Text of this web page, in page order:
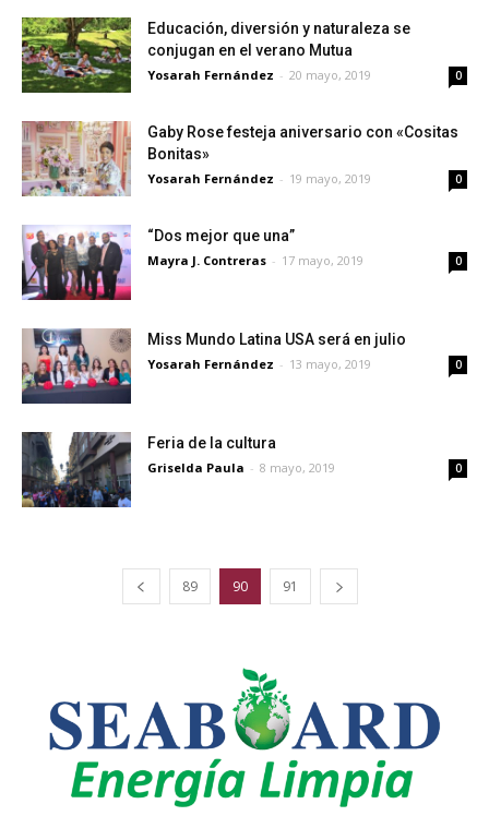
Educación, diversión y naturaleza se
conjugan en el verano Mutua
Yosarah Fernández - 20 mayo, 2019 0
Gaby Rose festeja aniversario con «Cositas
Bonitas»
Yosarah Fernández - 19 mayo, 2019 0
“Dos mejor que una”
Mayra J. Contreras - 17 mayo, 2019 0
Miss Mundo Latina USA será en julio
Yosarah Fernández - 13 mayo, 2019 0
Feria de la cultura
Griselda Paula - 8 mayo, 2019 0
89 90 91